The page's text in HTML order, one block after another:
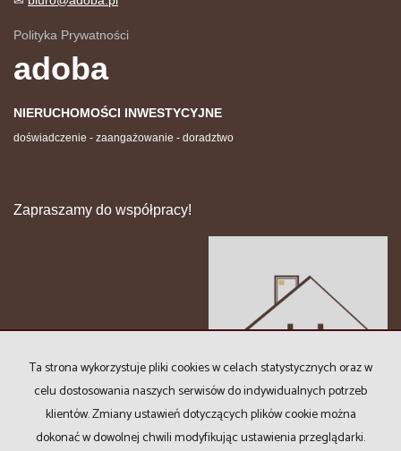
Polityka Prywatności
adoba
NIERUCHOMOŚCI INWESTYCYJNE
doświadczenie - zaangażowanie - doradztwo
Zapraszamy do współpracy!
Copyright © 2024
Ta strona wykorzystuje pliki cookies w celach statystycznych oraz w
celu dostosowania naszych serwisów do indywidualnych potrzeb
klientów. Zmiany ustawień dotyczących plików cookie można
dokonać w dowolnej chwili modyfikując ustawienia przeglądarki.